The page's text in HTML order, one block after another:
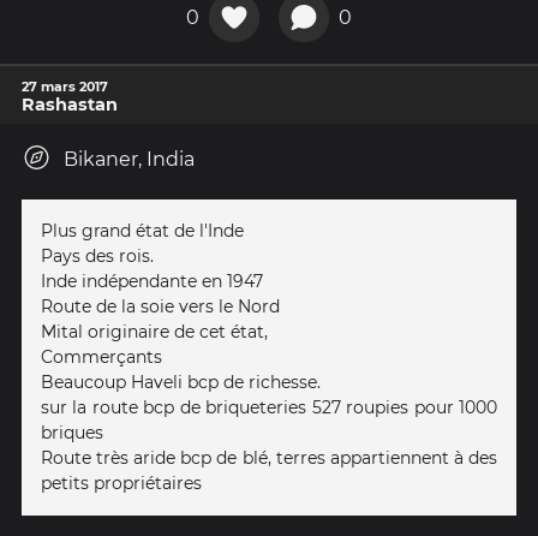
0 0
27 mars 2017
Rashastan
Bikaner, India
Plus grand état de l'Inde
Pays des rois.
Inde indépendante en 1947
Route de la soie vers le Nord
Mital originaire de cet état,
Commerçants
Beaucoup Haveli bcp de richesse.
sur la route bcp de briqueteries 527 roupies pour 1000
briques
Route très aride bcp de blé, terres appartiennent à des
petits propriétaires